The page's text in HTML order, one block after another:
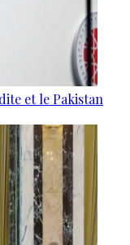
et le Pakistan